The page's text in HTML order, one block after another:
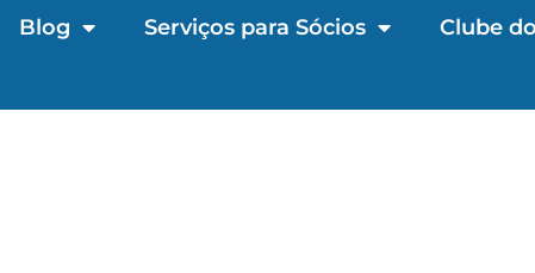
Blog Serviços para Sócios Clube